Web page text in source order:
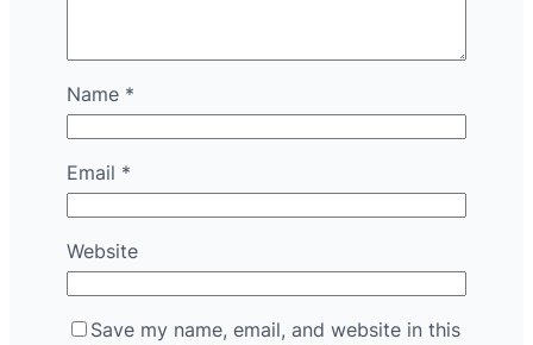
Name *
Email *
Website
Save my name, email, and website in this